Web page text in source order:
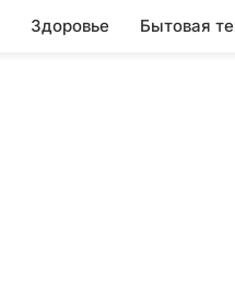
Здоровье Бытовая